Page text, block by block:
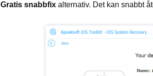
Gratis snabbfix alternativ. Det kan snabbt